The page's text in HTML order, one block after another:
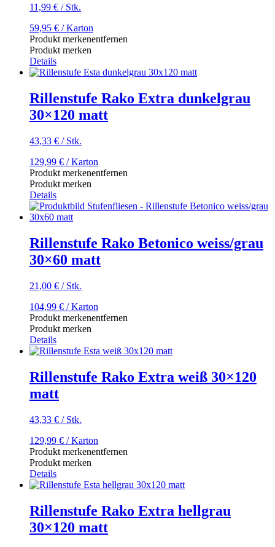
11,99 € / Stk.
59,95 € / Karton
Produkt merkenentfernen
Produkt merken
Details
Rillenstufe Rako Extra dunkelgrau
30×120 matt
43,33 € / Stk.
129,99 € / Karton
Produkt merkenentfernen
Produkt merken
Details
Rillenstufe Rako Betonico weiss/grau
30×60 matt
21,00 € / Stk.
104,99 € / Karton
Produkt merkenentfernen
Produkt merken
Details
Rillenstufe Rako Extra weiß 30×120
matt
43,33 € / Stk.
129,99 € / Karton
Produkt merkenentfernen
Produkt merken
Details
Rillenstufe Rako Extra hellgrau
30×120 matt